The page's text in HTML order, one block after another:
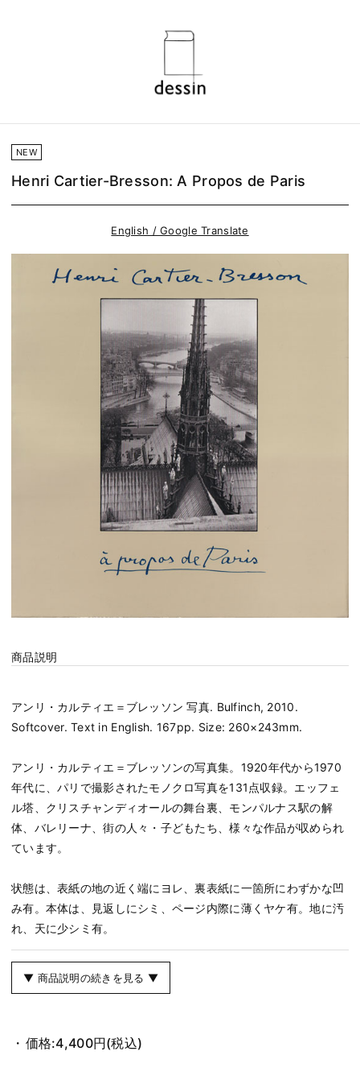
NEW
Henri Cartier-Bresson: A Propos de Paris
English / Google Translate
商品説明
アンリ・カルティエ＝ブレッソン 写真. Bulfinch, 2010.
Softcover. Text in English. 167pp. Size: 260×243mm.
アンリ・カルティエ＝ブレッソンの写真集。1920年代から1970
年代に、パリで撮影されたモノクロ写真を131点収録。エッフェ
ル塔、クリスチャンディオールの舞台裏、モンパルナス駅の解
体、バレリーナ、街の人々・子どもたち、様々な作品が収められ
ています。
状態は、表紙の地の近く端にヨレ、裏表紙に一箇所にわずかな凹
み有。本体は、見返しにシミ、ページ内際に薄くヤケ有。地に汚
れ、天に少シミ有。
▼ 商品説明の続きを見る ▼
価格:4,400円(税込)